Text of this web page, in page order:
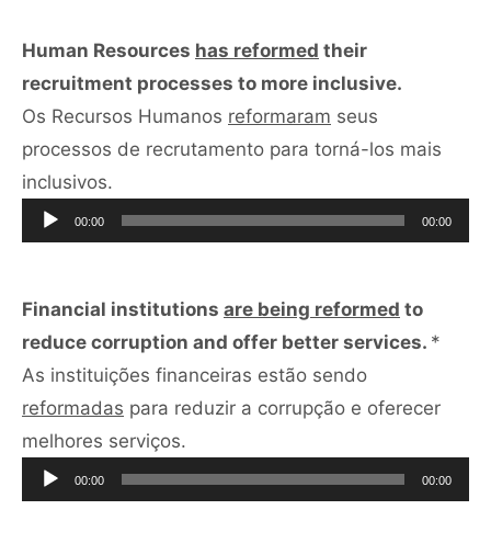
Human Resources has reformed their
recruitment processes to more inclusive.
Os Recursos Humanos reformaram seus
processos de recrutamento para torná-los mais
inclusivos.
de
áudio
00:00 00:00
Financial institutions are being reformed to
reduce corruption and offer better services. *
As instituições financeiras estão sendo
reformadas para reduzir a corrupção e oferecer
melhores serviços.
de
áudio
00:00 00:00